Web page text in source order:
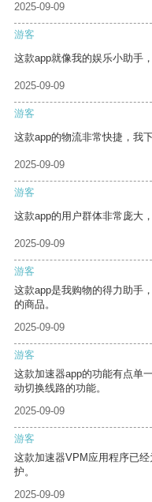
2025-09-09
游客
这款app就像我的娱乐小助手
2025-09-09
游客
这款app的物流非常快捷，我
2025-09-09
游客
这款app的用户群体非常庞大
2025-09-09
游客
这款app是我购物的得力助手
的商品。
2025-09-09
游客
这款加速器app的功能有点单
动切换线路的功能。
2025-09-09
游客
这款加速器VPM应用程序已
护。
2025-09-09